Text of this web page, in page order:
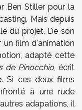
Ben Stiller pour la
Mais depuis
du projet. De son
un film d'animation
adapté cette
de Pinocchio, écrit
Si ces deux films
à une rude
adapations, il